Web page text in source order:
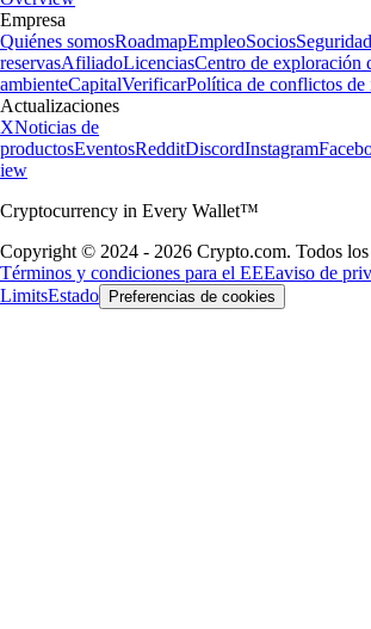
Empresa
Quiénes somosRoadmapEmpleoSociosSeguridad
reservasAfiliadoLicenciasCentro de exploración
ambienteCapitalVerificarPolítica de conflictos de
Actualizaciones
XNoticias de
productosEventosRedditDiscordInstagram
iew
Cryptocurrency in Every Wallet™
Copyright © 2024 - 2026 Crypto.com. Todos los
Términos y condiciones para el EEEaviso de
LimitsEstado Preferencias de cookies